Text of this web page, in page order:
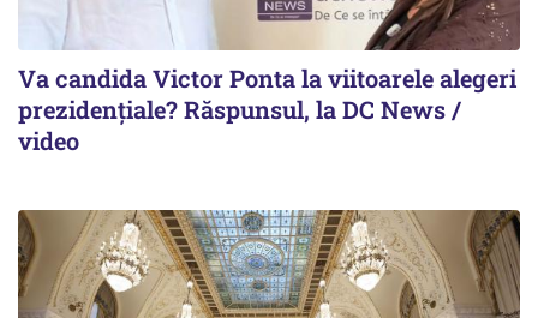
Va candida Victor Ponta la viitoarele alegeri
prezidențiale? Răspunsul, la DC News /
video